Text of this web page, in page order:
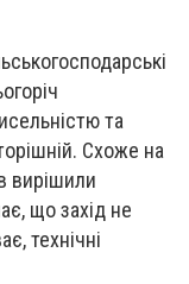
та
Схоже на
вирішили
що захід не
технічні